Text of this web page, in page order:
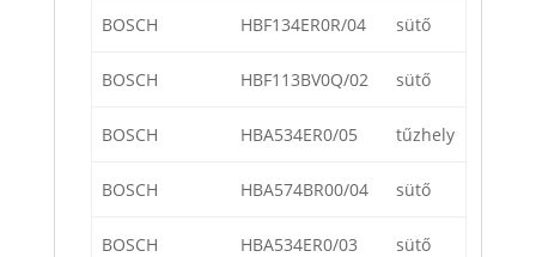
BOSCH HBF134ER0R/04 sütő
BOSCH HBF113BV0Q/02 sütő
BOSCH HBA534ER0/05 tűzhely
BOSCH HBA574BR00/04 sütő
BOSCH HBA534ER0/03 sütő